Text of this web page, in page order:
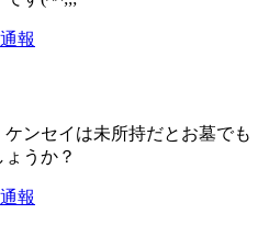
通報
ンセイは未所持だとお墓でも
うか？
通報